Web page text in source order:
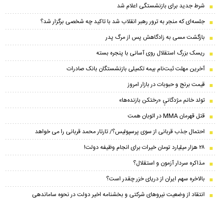
شرط جدید برای بازنشستگی اعلام شد
جلسه‌ای که منجر به ترور رهبر انقلاب شد با تاکید چه شخصی برگزار شد؟
بازگشت مسی به زادگاهش پس از مرگ پدر
ریسک بزرگ استقلال روی آسانی با پنجره بسته
آخرین مهلت ثبت‌نام بیمه تکمیلی بازنشستگان بانک صادرات
قیمت برنج و حبوبات در بازار امروز
تولد خانم مژدگانیِِ «رختکن بازنده‌ها»
قتل قهرمان MMA در اتوبان همت
احتمال جذب قربانی از سوی پرسپولیس؟/ تارتار محمد قربانی را می خواهد
۲۸ هزار میلیارد تومان خیرات برای انجام وظیفه دولت!
مذاکره سردار آزمون و استقلال؟
بالاخره سهم ایران از دریای خزر چقدر است؟
انتقاد از وضعیت نیروهای شرکتی و بخشنامه اخیر دولت در نحوه ساماندهی